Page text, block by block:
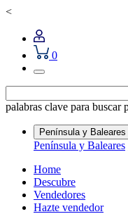
<
0
palabras clave para buscar
Península y Baleares
Península y Baleares
Home
Descubre
Vendedores
Hazte vendedor